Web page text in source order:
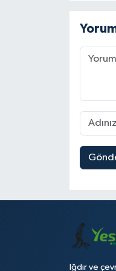
Iğdır ve